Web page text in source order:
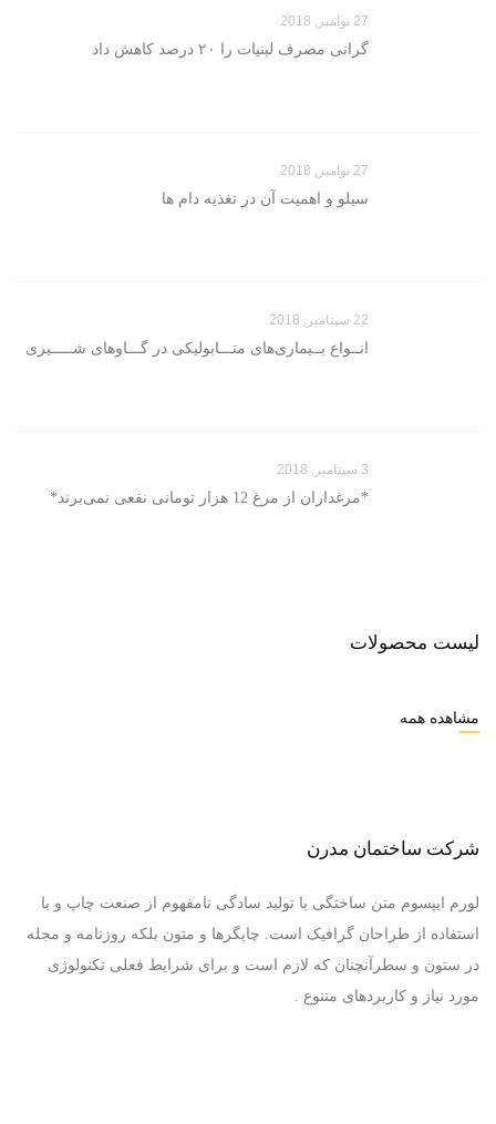
27 نوامبر, 2018
گرانی مصرف لبنیات را ۲۰ درصد کاهش داد
27 نوامبر, 2018
سیلو و اهمیت آن در تغذیه دام ها
22 سپتامبر, 2018
انــواع بــیماری‌های متـــابولیکی در گـــاوهای شـــــیری
3 سپتامبر, 2018
*مرغداران از مرغ 12 هزار تومانی نفعی نمی‌برند*
لیست محصولات
مشاهده همه
شرکت ساختمان مدرن
لورم ایپسوم متن ساختگی با تولید سادگی نامفهوم از صنعت چاپ و با
استفاده از طراحان گرافیک است. چاپگرها و متون بلکه روزنامه و مجله
در ستون و سطرآنچنان که لازم است و برای شرایط فعلی تکنولوژی
مورد نیاز و کاربردهای متنوع .